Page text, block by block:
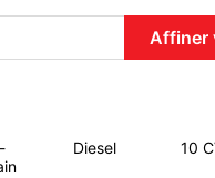
Diesel 10